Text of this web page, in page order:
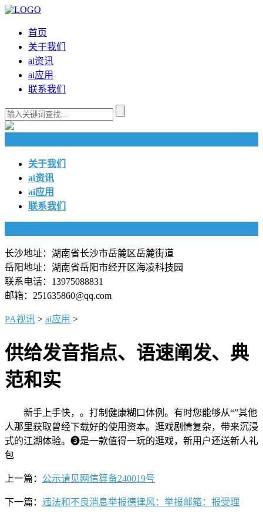
首页
关于我们
ai资讯
ai应用
联系我们
关于我们
ai资讯
ai应用
联系我们
长沙地址：湖南省长沙市岳麓区岳麓街道
岳阳地址：湖南省岳阳市经开区海凌科技园
联系电话：13975088831
邮箱：251635860@qq.com
PA视讯 > ai应用 >
供给发音指点、语速阐发、典
范和实
新手上手快，。打制健康糊口体例。有时您能够从“”其他
人那里获取曾经下载好的使用资本。逛戏剧情复杂，带来沉浸
式的江湖体验。➌是一款值得一玩的逛戏，新用户还送新人礼
包
上一篇： 公示请见网信算备240019号
下一篇： 违法和不良消息举报德律风：举报邮箱：报受理